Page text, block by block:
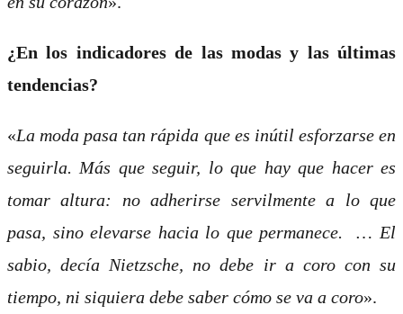
¿En los indicadores de las modas y las últimas
tendencias?
«La moda pasa tan rápida que es inútil esforzarse en
seguirla. Más que seguir, lo que hay que hacer es
tomar altura: no adherirse servilmente a lo que
pasa, sino elevarse hacia lo que permanece. … El
sabio, decía Nietzsche, no debe ir a coro con su
tiempo, ni siquiera debe saber cómo se va a coro».